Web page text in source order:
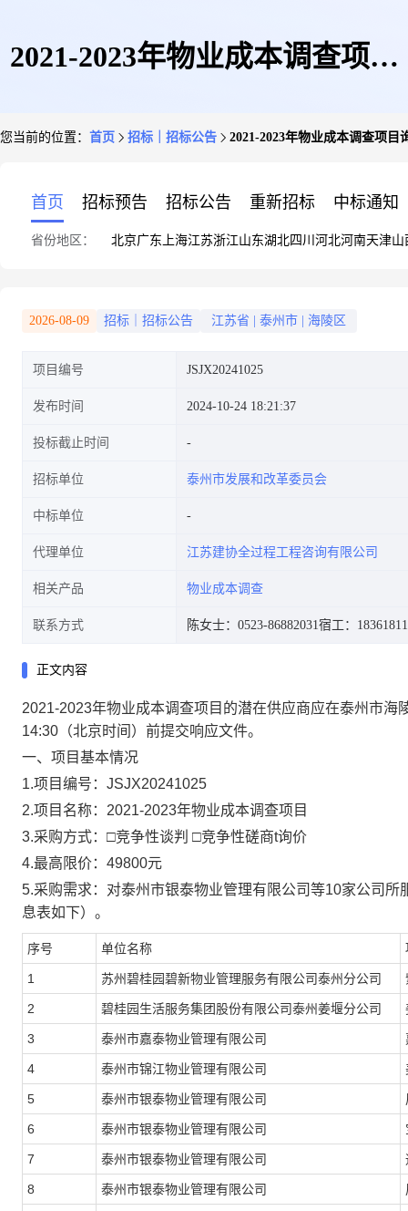
2021-2023年物业成本调查项目
您当前的位置： 首页 招标｜招标公告 2021-2023年物业成本调查项目
首页 招标预告 招标公告 重新招标 中标通知
省份地区： 北京广东 上海江苏浙江山东湖北四川 河北河南天津山
2026-08-09 招标｜招标公告 江苏省 泰州市 海陵区
项目编号 JSJX20241025
发布时间 2024-10-24 18:21:37
投标截止时间
招标单位 泰州市发展和改革委员会
中标单位
代理单位 江苏建协全过程工程咨询有限公司
相关产品 物业成本调查
联系方式 陈女士：0523-86882031宿工：
正文内容
2021-2023年物业成本调查项目 的潜在供应商应在泰州市海
14:30（北京时间）前提交响应文件。
一、项目基本情况
1.项目编号：JSJX20241025
2.项目名称：2021-2023年物业成本调查项目
3.采购方式： □竞争性谈判 □竞争性磋商t询价
4.最高限价：49800元
5.采购需求：对泰州市银泰物业管理有限公司等10家公司
息表如下）。
序号 单位名称
1 苏州碧桂园碧新物业管理服务有限公司泰州分公司
2 碧桂园生活服务集团股份有限公司泰州姜堰分公司
3 泰州市嘉泰物业管理有限公司
4 泰州市锦江物业管理有限公司
5 泰州市银泰物业管理有限公司
6 泰州市银泰物业管理有限公司
7 泰州市银泰物业管理有限公司
8 泰州市银泰物业管理有限公司